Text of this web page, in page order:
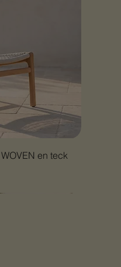
en teck